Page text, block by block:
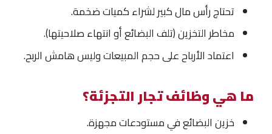
تحتاج رأس مال كبير لشراء كميات ضخمة.
مخاطر التخزين (تلف البضائع أو انتهاء صلاحيتها).
اعتماد الأرباح على حجم المبيعات وليس هامش الربح.
ما هي وظائف تجار التجزئة؟
خزين البضائع في مستودعات مجهزة.